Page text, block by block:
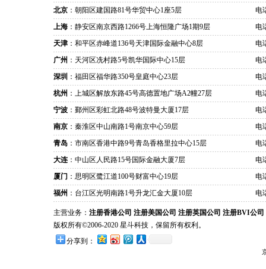
北京 ：朝阳区建国路81号华贸中心1座5层
电
上海 ：静安区南京西路1266号上海恒隆广场1期9层
电
天津 ：和平区赤峰道136号天津国际金融中心8层
电
广州 ：天河区冼村路5号凯华国际中心15层
电
深圳 ：福田区福华路350号皇庭中心23层
电
杭州 ：上城区解放东路45号高德置地广场A2幢27层
电
宁波 ：鄞州区彩虹北路48号波特曼大厦17层
电
南京 ：秦淮区中山南路1号南京中心59层
电
青岛 ：市南区香港中路9号青岛香格里拉中心15层
电
大连 ：中山区人民路15号国际金融大厦7层
电
厦门 ：思明区鹭江道100号财富中心19层
电
福州 ：台江区光明南路1号升龙汇金大厦10层 电
主营业务： 注册香港公司 注册美国公司 注册英国公司 注册BVI公司
版权所有©2006-2020 星斗科技，保留所有权利。
分享到：